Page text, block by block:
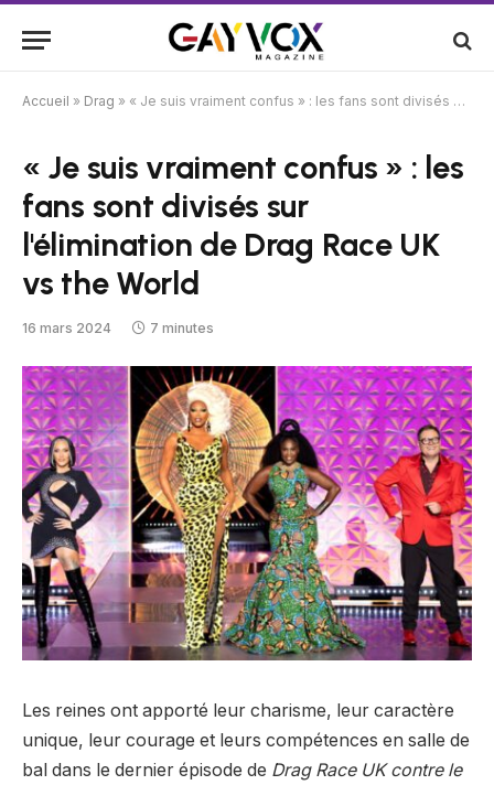
Accueil » Drag » « Je suis vraiment confus » : les fans sont divisés sur l'élimination de Drag Race UK vs the World
« Je suis vraiment confus » : les
fans sont divisés sur
l'élimination de Drag Race UK
vs the World
16 mars 2024 7 minutes
Les reines ont apporté leur charisme, leur caractère
unique, leur courage et leurs compétences en salle de
bal dans le dernier épisode de Drag Race UK contre le